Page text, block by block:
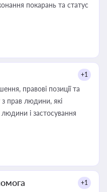
покарань та статус
+1
правові позиції та
прав людини, які
і застосування
+1